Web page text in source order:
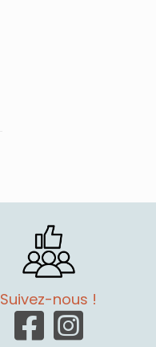
Suivez-nous !